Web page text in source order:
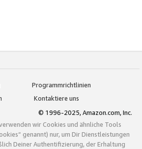
Programmrichtlinien
Kontaktiere uns
© 1996-2025, Amazon.com, Inc.
wir Cookies und ähnliche Tools
genannt) nur, um Dir Dienstleistungen
Deiner Authentifizierung, der Erhaltung